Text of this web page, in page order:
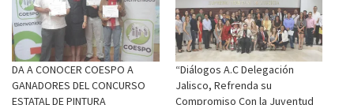
DA A CONOCER COESPO A
GANADORES DEL CONCURSO
ESTATAL DE PINTURA
“Diálogos A.C Delegación
Jalisco, Refrenda su
Compromiso Con la Juventud